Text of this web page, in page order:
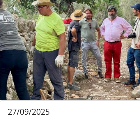
27/09/2025